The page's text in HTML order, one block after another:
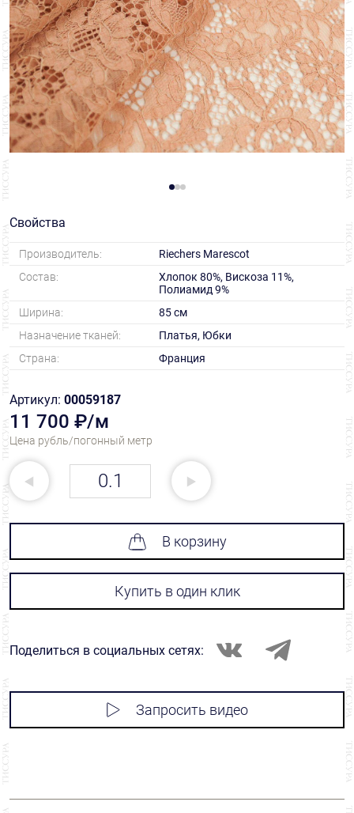
Свойства
Производитель:
Riechers Marescot
Состав:
Хлопок 80%, Вискоза 11%,
Полиамид 9%
Ширина:
85 см
Назначение тканей:
Платья, Юбки
Страна:
Франция
Артикул: 00059187
11 700 ₽/м
Цена рубль/погонный метр
В корзину
Купить в один клик
Поделиться в социальных сетях:
Запросить видео